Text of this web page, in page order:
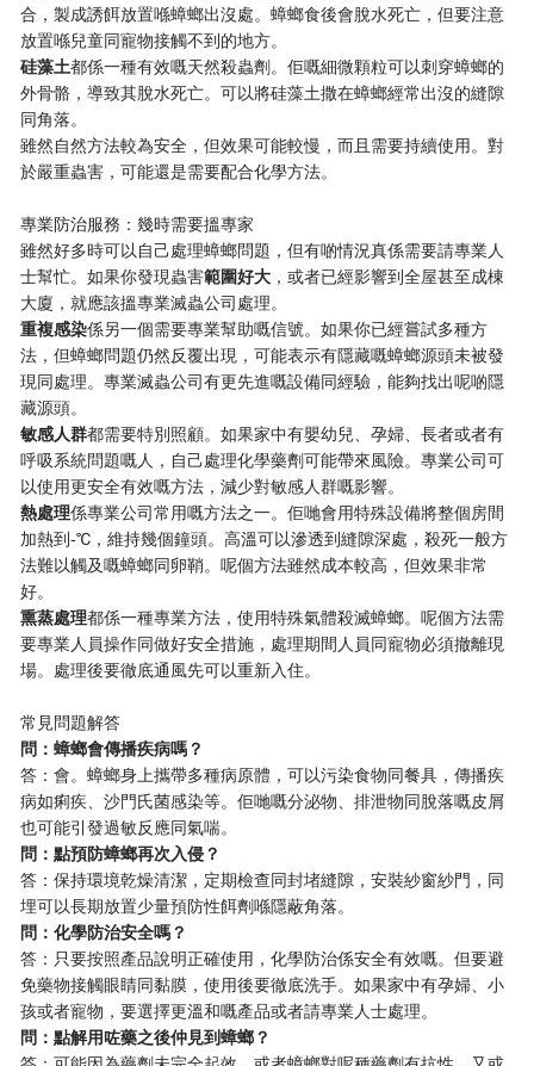
合，製成誘餌放置喺蟑螂出沒處。蟑螂食後會脫水死亡，但要注意
放置喺兒童同寵物接觸不到的地方。
​硅藻土​​都係一種有效嘅天然殺蟲劑。佢嘅細微顆粒可以刺穿蟑螂的
外骨骼，導致其脫水死亡。可以將硅藻土撒在蟑螂經常出沒的縫隙
同角落。
雖然自然方法較為安全，但效果可能較慢，而且需要持續使用。對
於嚴重蟲害，可能還是需要配合化學方法。
專業防治服務：幾時需要搵專家
雖然好多時可以自己處理蟑螂問題，但有啲情況真係需要請專業人
士幫忙。如果你發現蟲害​​範圍好大​ ​，或者已經影響到全屋甚至成棟
大廈，就應該搵專業滅蟲公司處理。
​重複感染​​係另一個需要專業幫助嘅信號。如果你已經嘗試多種方
法，但蟑螂問題仍然反覆出現，可能表示有隱藏嘅蟑螂源頭未被發
現同處理。專業滅蟲公司有更先進嘅設備同經驗，能夠找出呢啲隱
藏源頭。
​敏感人群​​都需要特別照顧。如果家中有嬰幼兒、孕婦、長者或者有
呼吸系統問題嘅人，自己處理化學藥劑可能帶來風險。專業公司可
以使用更安全有效嘅方法，減少對敏感人群嘅影響。
​熱處理​​係專業公司常用嘅方法之一。佢哋會用特殊設備將整個房間
加熱到-℃，維持幾個鐘頭。高溫可以滲透到縫隙深處，殺死一般方
法難以觸及嘅蟑螂同卵鞘。呢個方法雖然成本較高，但效果非常
好。
​熏蒸處理​​都係一種專業方法，使用特殊氣體殺滅蟑螂。呢個方法需
要專業人員操作同做好安全措施，處理期間人員同寵物必須撤離現
場。處理後要徹底通風先可以重新入住。
常見問題解答
​問：蟑螂會傳播疾病嗎？​
答：會。蟑螂身上攜帶多種病原體，可以污染食物同餐具，傳播疾
病如痢疾、沙門氏菌感染等。佢哋嘅分泌物、排泄物同脫落嘅皮屑
也可能引發過敏反應同氣喘。
​問：點預防蟑螂再次入侵？​
答：保持環境乾燥清潔，定期檢查同封堵縫隙，安裝紗窗紗門，同
埋可以長期放置少量預防性餌劑喺隱蔽角落。
​問：化學防治安全嗎？​
答：只要按照產品說明正確使用，化學防治係安全有效嘅。但要避
免藥物接觸眼睛同黏膜，使用後要徹底洗手。如果家中有孕婦、小
孩或者寵物，要選擇更溫和嘅產品或者請專業人士處理。
​問：點解用咗藥之後仲見到蟑螂？​